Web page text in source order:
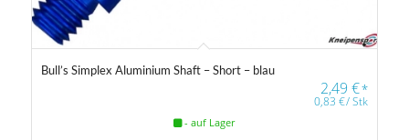
Bull’s Simplex Aluminium Shaft – Short – blau
2,49€*
0,83€/Stk
- auf Lager